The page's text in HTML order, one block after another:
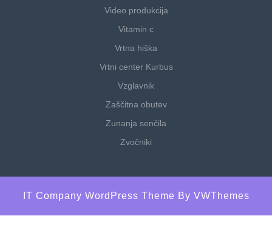
Video produkcija
Vitamin c
Vrtna hiška
Vrtni center Kurbus
Vzglavnik
Zaščitna obutev
Zunanja senčila
Zvočniki
IT Company WordPress Theme By VWThemes